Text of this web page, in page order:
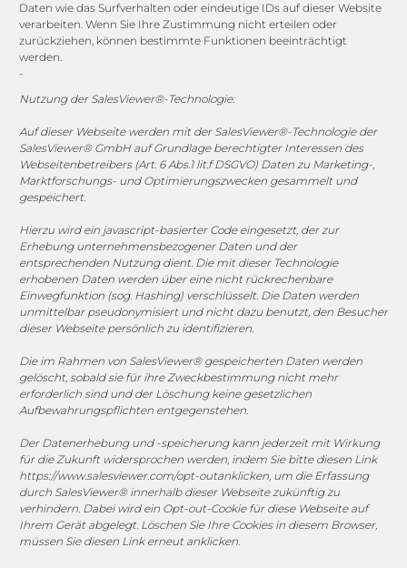
Daten wie das Surfverhalten oder eindeutige IDs auf dieser Website
verarbeiten. Wenn Sie Ihre Zustimmung nicht erteilen oder
zurückziehen, können bestimmte Funktionen beeinträchtigt
werden.
-
Nutzung der SalesViewer®-Technologie:
Auf dieser Webseite werden mit der SalesViewer®-Technologie der
SalesViewer® GmbH auf Grundlage berechtigter Interessen des
Webseitenbetreibers (Art. 6 Abs.1 lit.f DSGVO) Daten zu Marketing-,
Marktforschungs- und Optimierungszwecken gesammelt und
gespeichert.
Hierzu wird ein javascript-basierter Code eingesetzt, der zur
Erhebung unternehmensbezogener Daten und der
entsprechenden Nutzung dient. Die mit dieser Technologie
erhobenen Daten werden über eine nicht rückrechenbare
Einwegfunktion (sog. Hashing) verschlüsselt. Die Daten werden
unmittelbar pseudonymisiert und nicht dazu benutzt, den Besucher
dieser Webseite persönlich zu identifizieren.
Die im Rahmen von SalesViewer® gespeicherten Daten werden
gelöscht, sobald sie für ihre Zweckbestimmung nicht mehr
erforderlich sind und der Löschung keine gesetzlichen
Aufbewahrungspflichten entgegenstehen.
Der Datenerhebung und -speicherung kann jederzeit mit Wirkung
für die Zukunft widersprochen werden, indem Sie bitte diesen Link
https://www.salesviewer.com/opt-outanklicken, um die Erfassung
durch SalesViewer® innerhalb dieser Webseite zukünftig zu
verhindern. Dabei wird ein Opt-out-Cookie für diese Webseite auf
Ihrem Gerät abgelegt. Löschen Sie Ihre Cookies in diesem Browser,
müssen Sie diesen Link erneut anklicken.
Channels
vertrieb@megasoft.de
+49 2173 265 06 0
Mo. - Do. 08:00 - 17:00 Uhr
Fr. 08:00 - 15:00 Uhr
Sponsoring
1. FC Monheim
COOKIE-RICHTLINIE (EU)
© 2025 MEGASOFT® IT GmbH & Co. KG |
MEGASOFT® IT reserves the right not to be responsible for
the topicality, correctness, completeness or quality of the
information provided. Liability claims against the author,
which refer to material or immaterial nature caused by use
or disuse of the information or the use of incorrect or